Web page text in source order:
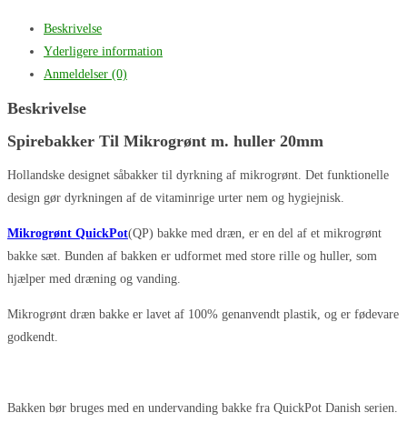
Beskrivelse
Yderligere information
Anmeldelser (0)
Beskrivelse
Spirebakker Til Mikrogrønt m. huller 20mm
Hollandske designet såbakker til dyrkning af mikrogrønt. Det funktionelle
design gør dyrkningen af de vitaminrige urter nem og hygiejnisk.
Mikrogrønt QuickPot(QP) bakke med dræn, er en del af et mikrogrønt
bakke sæt. Bunden af bakken er udformet med store rille og huller, som
hjælper med dræning og vanding.
Mikrogrønt dræn bakke er lavet af 100% genanvendt plastik, og er fødevare
godkendt.
Bakken bør bruges med en undervanding bakke fra QuickPot Danish serien.